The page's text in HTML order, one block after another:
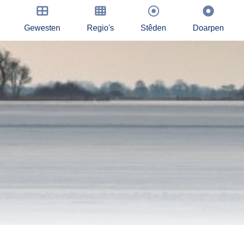
Gewesten Regio's Stêden Doarpen